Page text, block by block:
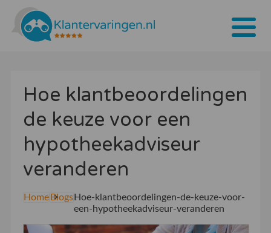
Tarieven
Bedrijven
Over ons
Blogs
Contact
Bedrijf aanmelden
Hoe klantbeoordelingen
de keuze voor een
hypotheekadviseur
veranderen
Home Blogs Hoe-klantbeoordelingen-de-keuze-voor-
een-hypotheekadviseur-veranderen